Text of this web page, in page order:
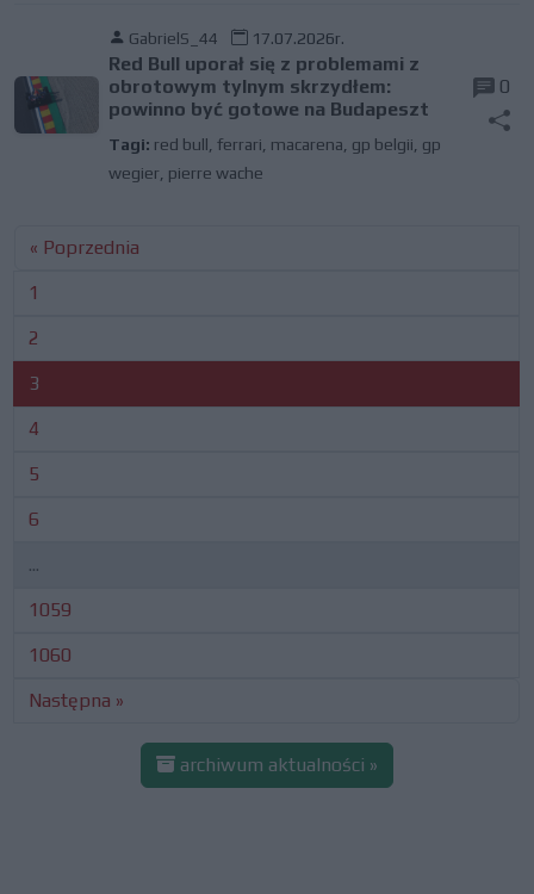
GabrielS_44 17.07.2026r.
Red Bull uporał się z problemami z
obrotowym tylnym skrzydłem:
powinno być gotowe na Budapeszt
Tagi: red bull ferrari macarena gp belgii gp
wegier pierre wache
0
« Poprzednia
1
2
3
4
5
6
...
1059
1060
Następna »
archiwum aktualności »